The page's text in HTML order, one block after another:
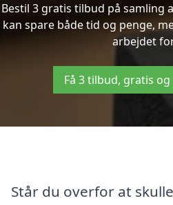
Bestil 3 gratis tilbud på samling
kan spare både tid og penge,
arbejdet
Få 3 tilbud, gratis
Står du overfor at